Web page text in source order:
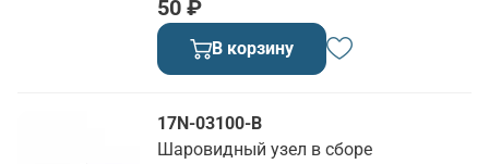
50 ₽
В корзину
17N-03100-B
Шаровидный узел в сборе